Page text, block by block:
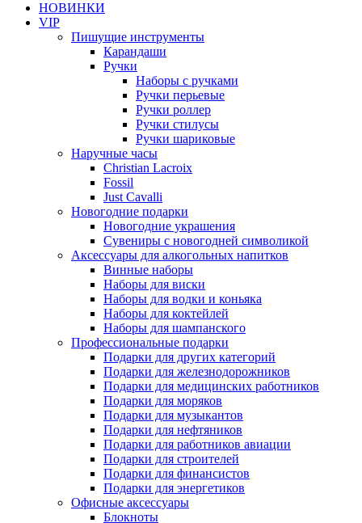
НОВИНКИ
VIP
Пишущие инструменты
Карандаши
Ручки
Наборы с ручками
Ручки перьевые
Ручки роллер
Ручки стилусы
Ручки шариковые
Наручные часы
Christian Lacroix
Fossil
Just Cavalli
Новогодние подарки
Новогодние украшения
Сувениры с новогодней символикой
Аксессуары для алкогольных напитков
Винные наборы
Наборы для виски
Наборы для водки и коньяка
Наборы для коктейлей
Наборы для шампанского
Профессиональные подарки
Подарки для других категорий
Подарки для железнодорожников
Подарки для медицинских работников
Подарки для моряков
Подарки для музыкантов
Подарки для нефтяников
Подарки для работников авиации
Подарки для строителей
Подарки для финансистов
Подарки для энергетиков
Офисные аксессуары
Блокноты